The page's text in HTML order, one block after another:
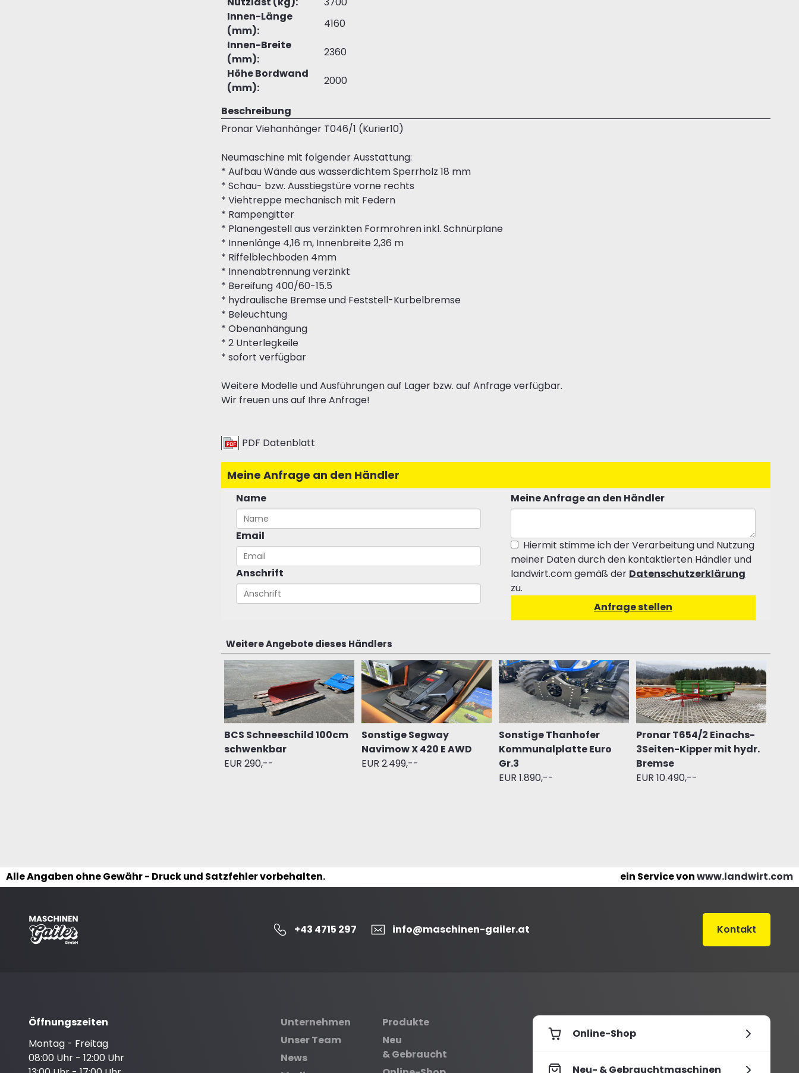
Innen-Länge
(mm):
4160
Innen-Breite
(mm):
2360
Höhe Bordwand
(mm):
2000
Beschreibung
Pronar Viehanhänger T046/1 (Kurier10)
Neumaschine mit folgender Ausstattung:
* Aufbau Wände aus wasserdichtem Sperrholz 18 mm
* Schau- bzw. Ausstiegstüre vorne rechts
* Viehtreppe mechanisch mit Federn
* Rampengitter
* Planengestell aus verzinkten Formrohren inkl. Schnürplane
* Innenlänge 4,16 m, Innenbreite 2,36 m
* Riffelblechboden 4mm
* Innenabtrennung verzinkt
* Bereifung 400/60-15.5
* hydraulische Bremse und Feststell-Kurbelbremse
* Beleuchtung
* Obenanhängung
* 2 Unterlegkeile
* sofort verfügbar
Weitere Modelle und Ausführungen auf Lager bzw. auf Anfrage verfügbar.
Wir freuen uns auf Ihre Anfrage!
PDF Datenblatt
Meine Anfrage an den Händler
Name
Email
Anschrift
Meine Anfrage an den Händler
Hiermit stimme ich der Verarbeitung und Nutzung
meiner Daten durch den kontaktierten Händler und
landwirt.com gemäß der Datenschutzerklärung
zu.
Weitere Angebote dieses Händlers
BCS Schneeschild 100cm
schwenkbar
EUR 290,--
Sonstige Segway
Navimow X 420 E AWD
EUR 2.499,--
Sonstige Thanhofer
Kommunalplatte Euro
Gr.3
EUR 1.890,--
Pronar T654/2 Einachs-
3Seiten-Kipper mit hydr.
Bremse
EUR 10.490,--
Alle Angaben ohne Gewähr - Druck und Satzfehler vorbehalten. ein Service vonwww.landwirt.com
+43 4715 297 info@maschinen-gailer.at Kontakt
Öffnungszeiten
Montag - Freitag
08:00 Uhr - 12:00 Uhr
Unternehmen
Unser Team
News
Produkte
Neu
& Gebraucht
Online-Shop
Neu- & Gebrauchtmaschinen